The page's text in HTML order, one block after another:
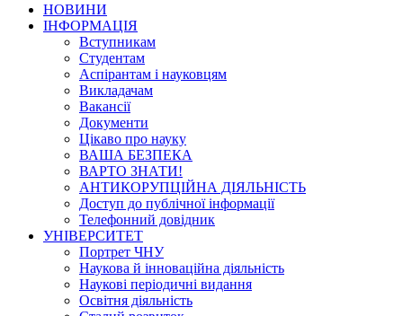
НОВИНИ
ІНФОРМАЦІЯ
Вступникам
Студентам
Аспірантам і науковцям
Викладачам
Вакансії
Документи
Цікаво про науку
ВАША БЕЗПЕКА
ВАРТО ЗНАТИ!
АНТИКОРУПЦІЙНА ДІЯЛЬНІСТЬ
Доступ до публічної інформації
Телефонний довідник
УНІВЕРСИТЕТ
Портрет ЧНУ
Наукова й інноваційна діяльність
Наукові періодичні видання
Освітня діяльність